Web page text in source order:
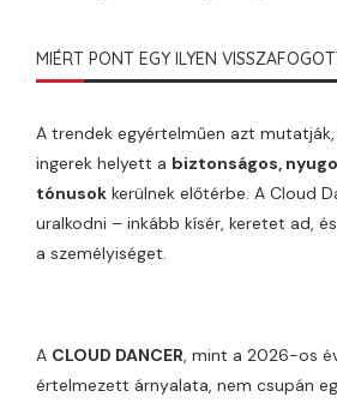
MIÉRT PONT EGY ILYEN
A trendek egyértelműen azt
ingerek helyett a biztonságos,
tónusok kerülnek előtérbe. A Cloud
uralkodni – inkább kísér, keretet ad,
a személyiséget.
A CLOUD DANCER, mint a 2026-os
értelmezett árnyalata, nem csupán